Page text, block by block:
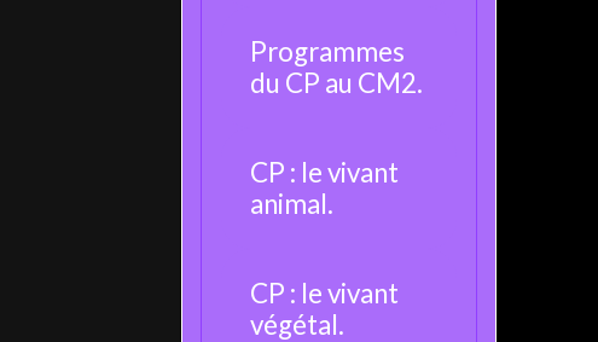
Programmes
du CP au CM2.
CP : le vivant
animal.
CP : le vivant
végétal.